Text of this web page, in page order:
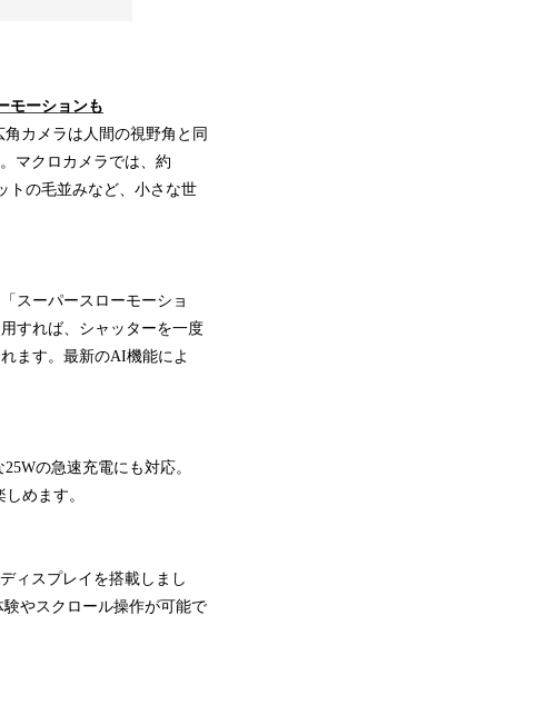
モーションも
カメラは人間の視野角と同
マクロカメラでは、約
トの毛並みなど、小さな世
スーパースローモーショ
すれば、シャッターを一度
ます。最新のAI機能によ
の急速充電にも対応。
めます。
ィスプレイを搭載しまし
やスクロール操作が可能で